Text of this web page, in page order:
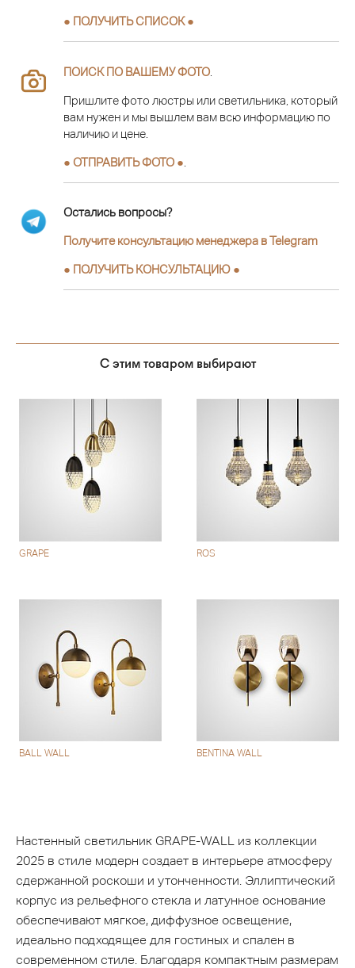
● ПОЛУЧИТЬ СПИСОК ●
ПОИСК ПО ВАШЕМУ ФОТО
Пришлите фото люстры или светильника, который
вам нужен и мы вышлем вам всю информацию по
наличию и цене.
● ОТПРАВИТЬ ФОТО ●
Остались вопросы?
Получите консультацию менеджера в Telegram
● ПОЛУЧИТЬ КОНСУЛЬТАЦИЮ ●
С этим товаром выбирают
GRAPE ROS
BALL WALL BENTINA WALL
Настенный светильник GRAPE-WALL из коллекции
2025 в стиле модерн создает в интерьере атмосферу
сдержанной роскоши и утонченности. Эллиптический
корпус из рельефного стекла и латунное основание
обеспечивают мягкое, диффузное освещение,
идеально подходящее для гостиных и спален в
современном стиле. Благодаря компактным размерам